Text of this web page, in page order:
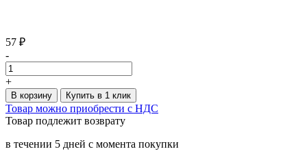
57 ₽
-
+
В корзину Купить в 1 клик
Товар можно приобрести с НДС
Товар подлежит возврату
в течении 5 дней с момента покупки